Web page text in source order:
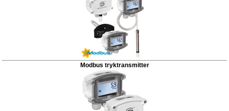
Modbus tryktransmitter